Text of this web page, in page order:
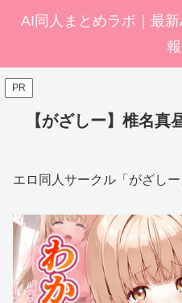
AI同人まとめラボ｜最
報
PR
【がざしー】椎名真
エロ同人サークル「がざし